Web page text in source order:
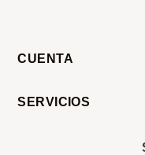
CUENTA
SERVICIOS